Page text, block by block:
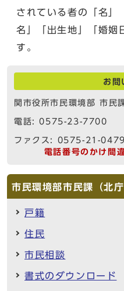
されている者の「名」
名」「出生地」「婚姻
す。
お問
関市役所市民環境部 市民
電話: 0575-23-7700
ファクス: 0575-21-0479
電話番号のかけ間
市民環境部市民課（北
戸籍
住民
市民相談
書式のダウンロード